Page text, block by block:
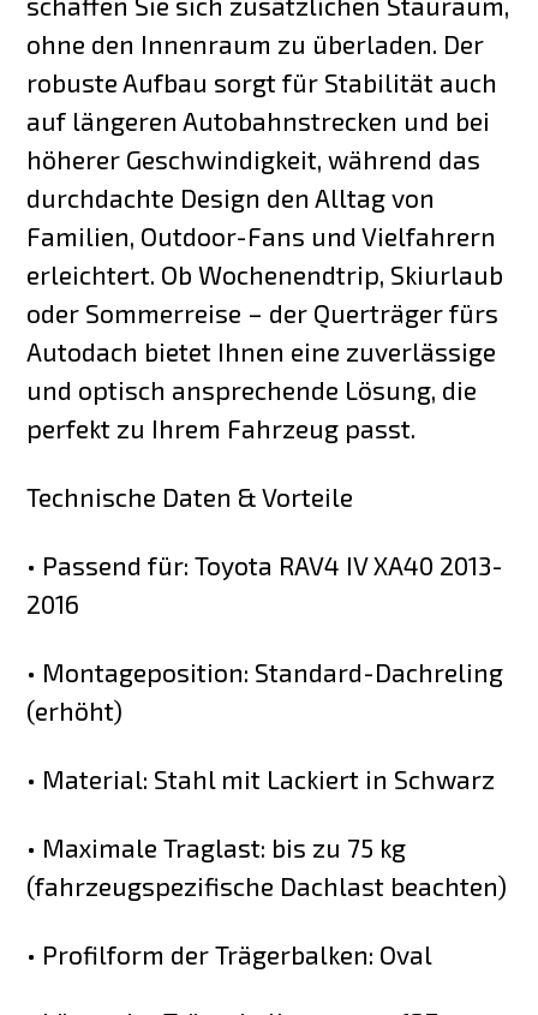
ohne den Innenraum zu überladen. Der
robuste Aufbau sorgt für Stabilität auch
auf längeren Autobahnstrecken und bei
höherer Geschwindigkeit, während das
durchdachte Design den Alltag von
Familien, Outdoor-Fans und Vielfahrern
erleichtert. Ob Wochenendtrip, Skiurlaub
oder Sommerreise – der Querträger fürs
Autodach bietet Ihnen eine zuverlässige
und optisch ansprechende Lösung, die
perfekt zu Ihrem Fahrzeug passt.
Technische Daten & Vorteile
• Passend für: Toyota RAV4 IV XA40 2013-
2016
• Montageposition: Standard-Dachreling
(erhöht)
• Material: Stahl mit Lackiert in Schwarz
• Maximale Traglast: bis zu 75 kg
(fahrzeugspezifische Dachlast beachten)
• Profilform der Trägerbalken: Oval